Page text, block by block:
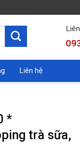
Liên hệ
*
trà sữa,